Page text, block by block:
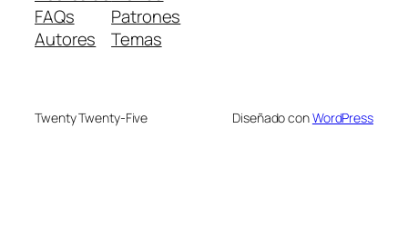
FAQs
Autores
Patrones
Temas
Twenty Twenty-Five Diseñado conWordPress